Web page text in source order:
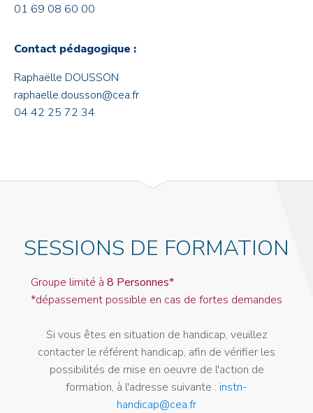
01 69 08 60 00
Contact pédagogique :
Raphaëlle DOUSSON
raphaelle.dousson@cea.fr
04 42 25 72 34
SESSIONS DE FORMATION
Groupe limité à 8 Personnes*
*dépassement possible en cas de fortes demandes
Si vous êtes en situation de handicap, veuillez
contacter le référent handicap, afin de vérifier les
possibilités de mise en oeuvre de l'action de
formation, à l'adresse suivante : instn-
handicap@cea.fr